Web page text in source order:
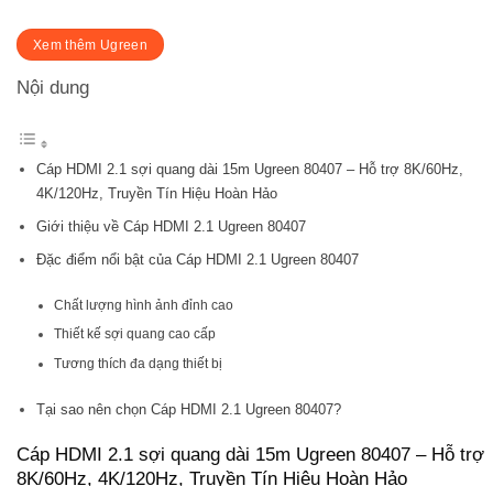
Xem thêm Ugreen
Nội dung
Cáp HDMI 2.1 sợi quang dài 15m Ugreen 80407 – Hỗ trợ 8K/60Hz,
4K/120Hz, Truyền Tín Hiệu Hoàn Hảo
Giới thiệu về Cáp HDMI 2.1 Ugreen 80407
Đặc điểm nổi bật của Cáp HDMI 2.1 Ugreen 80407
Chất lượng hình ảnh đỉnh cao
Thiết kế sợi quang cao cấp
Tương thích đa dạng thiết bị
Tại sao nên chọn Cáp HDMI 2.1 Ugreen 80407?
Cáp HDMI 2.1 sợi quang dài 15m Ugreen 80407 – Hỗ trợ
8K/60Hz, 4K/120Hz, Truyền Tín Hiệu Hoàn Hảo